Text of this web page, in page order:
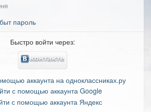
пароль
Быстро войти через: